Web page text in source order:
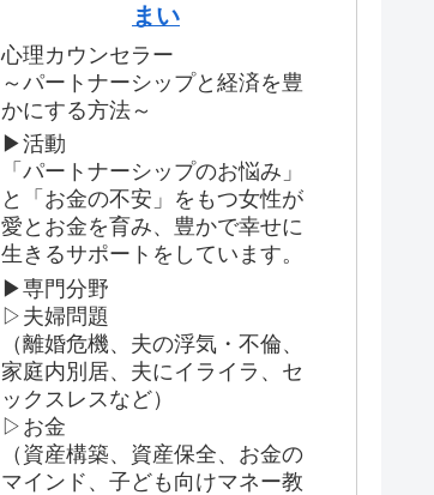
まい
心理カウンセラー
～パートナーシップと経済を豊
かにする方法～
▶活動
「パートナーシップのお悩み」
と「お金の不安」をもつ女性が
愛とお金を育み、豊かで幸せに
生きるサポートをしています。
▶専門分野
▷夫婦問題
（離婚危機、夫の浮気・不倫、
家庭内別居、夫にイライラ、セ
ックスレスなど）
▷お金
（資産構築、資産保全、お金の
マインド、子ども向けマネー教